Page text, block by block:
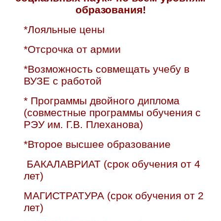
образования!
*Лояльные цены
*Отсрочка от армии
*Возможность совмещать учебу в
ВУЗЕ с работой
* Программы двойного диплома
(совместные программы обучения с
РЭУ им. Г.В. Плеханова)
*Второе высшее образование
БАКАЛАВРИАТ (срок обучения от 4
лет)
МАГИСТРАТУРА (срок обучения от 2
лет)